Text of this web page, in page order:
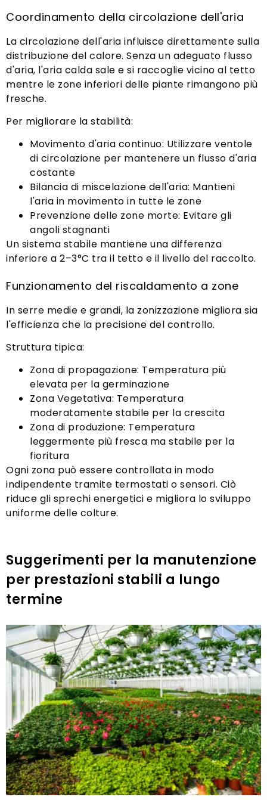
Coordinamento della circolazione dell'aria
La circolazione dell'aria influisce direttamente sulla
distribuzione del calore. Senza un adeguato flusso
d'aria, l'aria calda sale e si raccoglie vicino al tetto
mentre le zone inferiori delle piante rimangono più
fresche.
Per migliorare la stabilità:
Movimento d'aria continuo: Utilizzare ventole
di circolazione per mantenere un flusso d'aria
costante
Bilancia di miscelazione dell'aria: Mantieni
l'aria in movimento in tutte le zone
Prevenzione delle zone morte: Evitare gli
angoli stagnanti
Un sistema stabile mantiene una differenza
inferiore a 2–3°C tra il tetto e il livello del raccolto.
Funzionamento del riscaldamento a zone
In serre medie e grandi, la zonizzazione migliora sia
l'efficienza che la precisione del controllo.
Struttura tipica:
Zona di propagazione: Temperatura più
elevata per la germinazione
Zona Vegetativa: Temperatura
moderatamente stabile per la crescita
Zona di produzione: Temperatura
leggermente più fresca ma stabile per la
fioritura
Ogni zona può essere controllata in modo
indipendente tramite termostati o sensori. Ciò
riduce gli sprechi energetici e migliora lo sviluppo
uniforme delle colture.
Suggerimenti per la manutenzione
per prestazioni stabili a lungo
termine